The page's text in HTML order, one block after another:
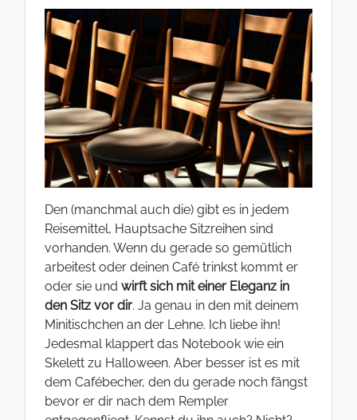
Den (manchmal auch die) gibt es in jedem
Reisemittel, Hauptsache Sitzreihen sind
vorhanden. Wenn du gerade so gemütlich
arbeitest oder deinen Café trinkst kommt er
oder sie und wirft sich mit einer Eleganz in
den Sitz vor dir. Ja genau in den mit deinem
Minitischchen an der Lehne. Ich liebe ihn!
Jedesmal klappert das Notebook wie ein
Skelett zu Halloween. Aber besser ist es mit
dem Cafébecher, den du gerade noch fängst
bevor er dir nach dem Rempler